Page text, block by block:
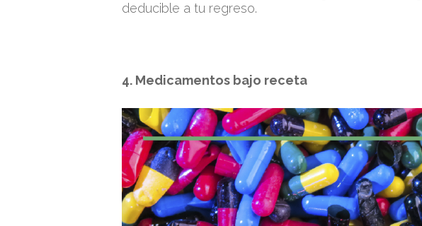
deducible a tu regreso.
4. Medicamentos bajo receta